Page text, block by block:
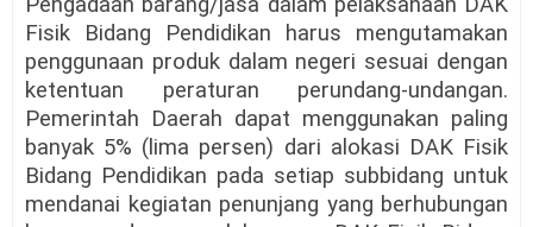
Fisik Bidang Pendidikan harus mengutamakan
penggunaan produk dalam negeri sesuai dengan
ketentuan peraturan perundang-undangan.
Pemerintah Daerah dapat menggunakan paling
banyak 5% (lima persen) dari alokasi DAK Fisik
Bidang Pendidikan pada setiap subbidang untuk
mendanai kegiatan penunjang yang berhubungan